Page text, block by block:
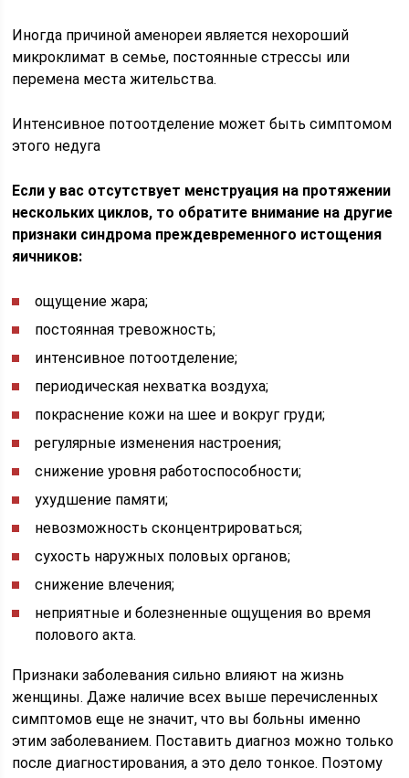
Иногда причиной аменореи является нехороший
микроклимат в семье, постоянные стрессы или
перемена места жительства.
Интенсивное потоотделение может быть симптомом
этого недуга
Если у вас отсутствует менструация на протяжении
нескольких циклов, то обратите внимание на другие
признаки синдрома преждевременного истощения
яичников:
ощущение жара;
постоянная тревожность;
интенсивное потоотделение;
периодическая нехватка воздуха;
покраснение кожи на шее и вокруг груди;
регулярные изменения настроения;
снижение уровня работоспособности;
ухудшение памяти;
невозможность сконцентрироваться;
сухость наружных половых органов;
снижение влечения;
неприятные и болезненные ощущения во время
полового акта.
Признаки заболевания сильно влияют на жизнь
женщины. Даже наличие всех выше перечисленных
симптомов еще не значит, что вы больны именно
этим заболеванием. Поставить диагноз можно только
после диагностирования, а это дело тонкое. Поэтому